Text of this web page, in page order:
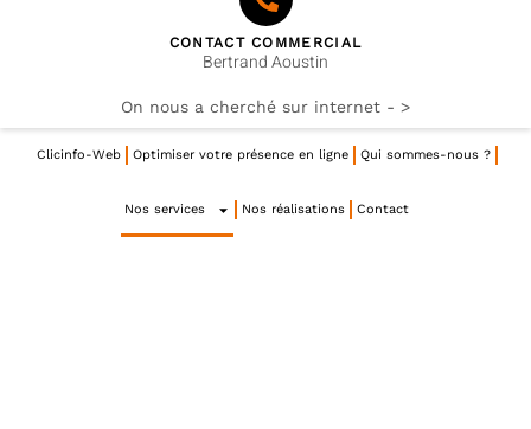
CONTACT COMMERCIAL
Bertrand Aoustin
On nous a cherché sur internet - >
Clicinfo-Web Optimiser votre présence en ligne Qui sommes-nous ?
Nos services Nos réalisations Contact